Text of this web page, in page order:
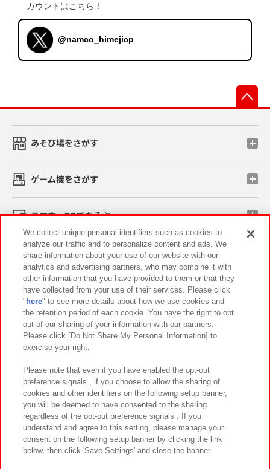
カウントはこちら！
@namco_himejicp
あそび場をさがす
ゲーム機をさがす
スマホ・PCであそぶ
イベント・キャンペーン
関連会社 サステナビリティ サイトポリシー
プライバシーポリシー ウェブアクセシビリティ方針と検証結果
お取引先さまとともに
カスタマーハラスメント対応方針 よくあるご質問・お問い合わせ
©Bandai Namco Amusement Inc.
We collect unique personal identifiers such as cookies to
analyze our traffic and to personalize content and ads. We
share information about your use of our website with our
analytics and advertising partners, who may combine it with
other information that you have provided to them or that they
have collected from your use of their services. Please click
" here" to see more details about how we use cookies and
the retention period of each cookie. You have the right to opt
out of our sharing of your information with our partners.
Please click [Do Not Share My Personal Information] to
exercise your right.
Please note that even if you have enabled the opt-out
preference signals , if you choose to allow the sharing of
cookies and other identifiers on the following setup banner,
you will be deemed to have consented to the sharing
regardless of the opt-out preference signals . If you
understand and agree to this setting, please manage your
consent on the following setup banner by clicking the link
below, then click 'Save Settings' and close the banner.